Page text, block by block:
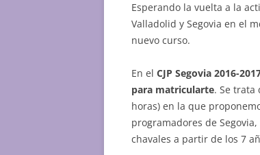
Esperando la vuelta a la
Valladolid y Segovia en el
nuevo curso.
En el CJP Segovia 2016-
para matricularte. Se trata
horas) en la que
programadores de
chavales a partir de los 7